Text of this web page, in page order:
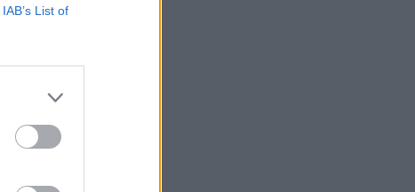
IAB’s List of